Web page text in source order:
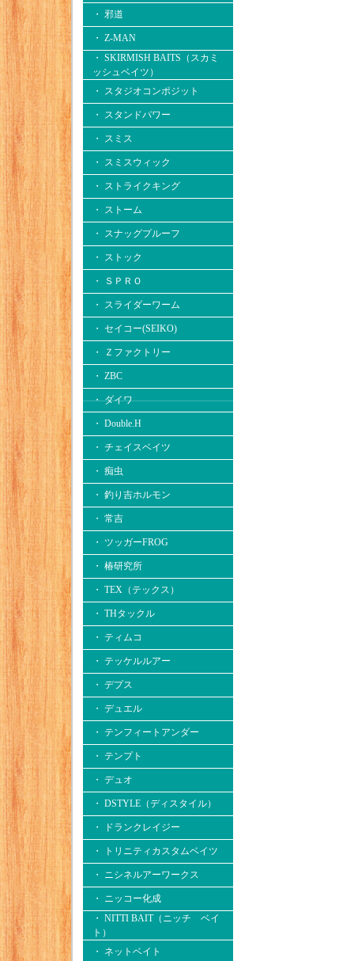
・ 邪道
・ Z-MAN
・ SKIRMISH BAITS（スカミ
ッシュベイツ）
・ スタジオコンポジット
・ スタンドパワー
・ スミス
・ スミスウィック
・ ストライクキング
・ ストーム
・ スナッグプルーフ
・ ストック
・ ＳＰＲＯ
・ スライダーワーム
・ セイコー(SEIKO)
・ Ｚファクトリー
・ ZBC
・ ダイワ
・ Double.H
・ チェイスベイツ
・ 痴虫
・ 釣り吉ホルモン
・ 常吉
・ ツッガーFROG
・ 椿研究所
・ TEX（テックス）
・ THタックル
・ ティムコ
・ テッケルルアー
・ デプス
・ デュエル
・ テンフィートアンダー
・ テンプト
・ デュオ
・ DSTYLE（ディスタイル）
・ ドランクレイジー
・ トリニティカスタムベイツ
・ ニシネルアーワークス
・ ニッコー化成
・ NITTI BAIT（ニッチ ベイ
ト）
・ ネットベイト